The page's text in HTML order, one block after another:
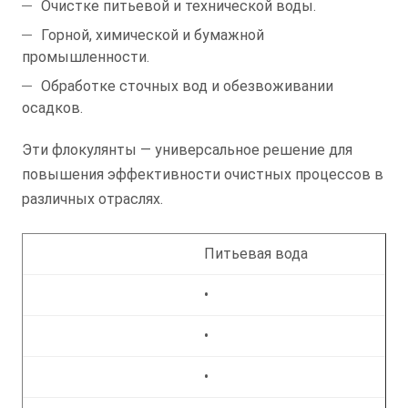
Очистке питьевой и технической воды.
Горной, химической и бумажной
промышленности.
Обработке сточных вод и обезвоживании
осадков.
Эти флокулянты — универсальное решение для
повышения эффективности очистных процессов в
различных отраслях.
Питьевая вода
•
•
•